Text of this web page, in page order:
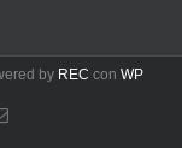
by REC con WP
Email